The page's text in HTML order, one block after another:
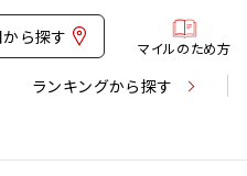
ら探す
マイルのため方
ランキングから探す